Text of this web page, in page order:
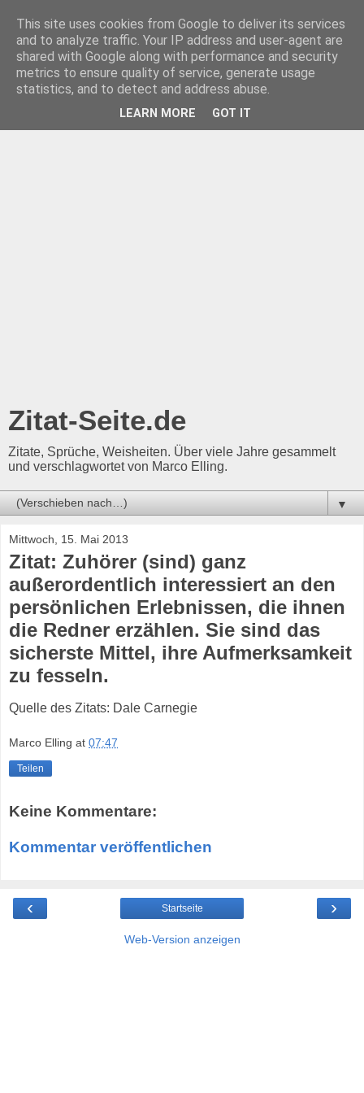
Zitat-Seite.de
Zitate, Sprüche, Weisheiten. Über viele Jahre gesammelt
und verschlagwortet von Marco Elling.
▼
Mittwoch, 15. Mai 2013
Zitat: Zuhörer (sind) ganz
außerordentlich interessiert an den
persönlichen Erlebnissen, die ihnen
die Redner erzählen. Sie sind das
sicherste Mittel, ihre Aufmerksamkeit
zu fesseln.
Quelle des Zitats: Dale Carnegie
Marco Elling at 07:47
Teilen
Keine Kommentare:
Kommentar veröffentlichen
‹ ›
Startseite
Web-Version anzeigen
This site uses cookies from Google to deliver its services
and to analyze traffic. Your IP address and user-agent are
shared with Google along with performance and security
metrics to ensure quality of service, generate usage
statistics, and to detect and address abuse.
LEARN MORE GOT IT